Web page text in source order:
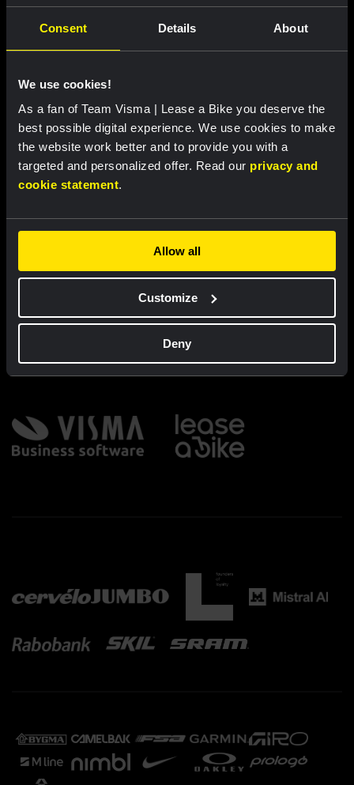
Consent Details About
We use cookies!
As a fan of Team Visma | Lease a Bike you deserve the
best possible digital experience. We use cookies to make
the website work better and to provide you with a
targeted and personalized offer. Read our privacy and
cookie statement.
Allow all
Customize
Deny
Wielershirt kids - Dream like a
champion
Buckethat - Team Visma |
Partners